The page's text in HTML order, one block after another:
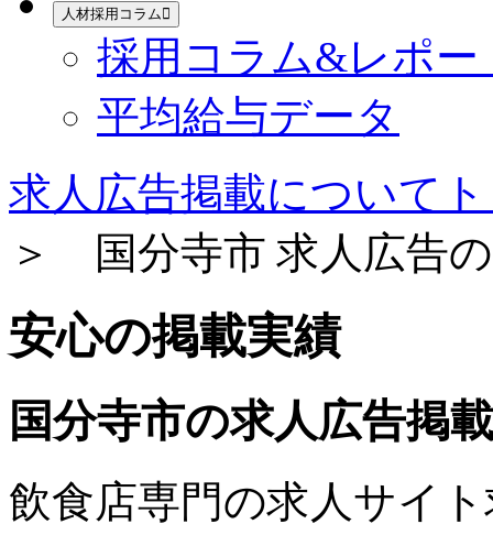
人材採用コラム
採用コラム&レポー
平均給与データ
求人広告掲載について
＞ 国分寺市 求人広告
安心の掲載実績
国分寺市の求人広告掲
飲食店専門の求人サイ